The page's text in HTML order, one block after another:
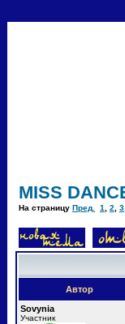
MISS
На страницу Пред. 1 2 3
Автор
Sovynia
Участник